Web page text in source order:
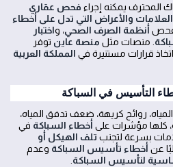
المحترف يمكنه إجراء فحص عقاري
العلامات والأعراض التي تدل على أخطاء
فحصأنظمة الصرف الصحي، واختبار
. منصات مثل منصة عاين توفر
قرارات مستنيرة في المملكة العربية
التأسيس في السباكة
روائح كريهة، ضعف تدفق المياه،
كلها مؤشرات على أخطاء السباكة في
بسرعة لتجنب تلف الهيكل أو
عن أخطاء تأسيس السباكة وعدم
لتأسيس السباكة